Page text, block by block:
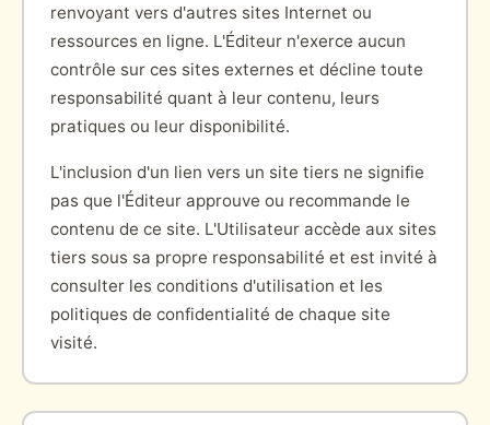
renvoyant vers d'autres sites Internet ou
ressources en ligne. L'Éditeur n'exerce aucun
contrôle sur ces sites externes et décline toute
responsabilité quant à leur contenu, leurs
pratiques ou leur disponibilité.
L'inclusion d'un lien vers un site tiers ne signifie
pas que l'Éditeur approuve ou recommande le
contenu de ce site. L'Utilisateur accède aux sites
tiers sous sa propre responsabilité et est invité à
consulter les conditions d'utilisation et les
politiques de confidentialité de chaque site
visité.